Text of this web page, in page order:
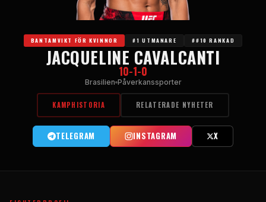
BANTAMVIKT FÖR KVINNOR #1 UTMANARE ##10 RANKAD
JACQUELINE CAVALCANTI
10-1-0
Brasilien Påverkanssporter
KAMPHISTORIA RELATERADE NYHETER
TELEGRAM INSTAGRAM X